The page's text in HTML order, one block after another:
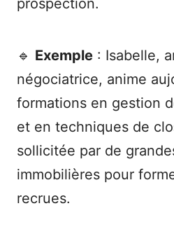
prospection.
🔹 Exemple : Isabelle,
négociatrice, anime
formations en gestion
et en techniques de
sollicitée par de
immobilières pour
recrues.